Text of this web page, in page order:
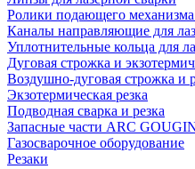
Ролики подающего механизма
Каналы направляющие для
Уплотнительные кольца для
Дуговая строжка и
Воздушно-дуговая строжка и
Экзотермическая резка
Подводная сварка и резка
Запасные части ARC
Газосварочное оборудование
Резаки